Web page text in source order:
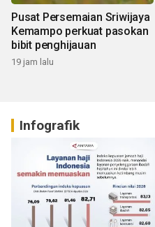
Pusat Persemaian Sriwijaya
Kemampo perkuat pasokan
bibit penghijauan
19 jam lalu
Infografik